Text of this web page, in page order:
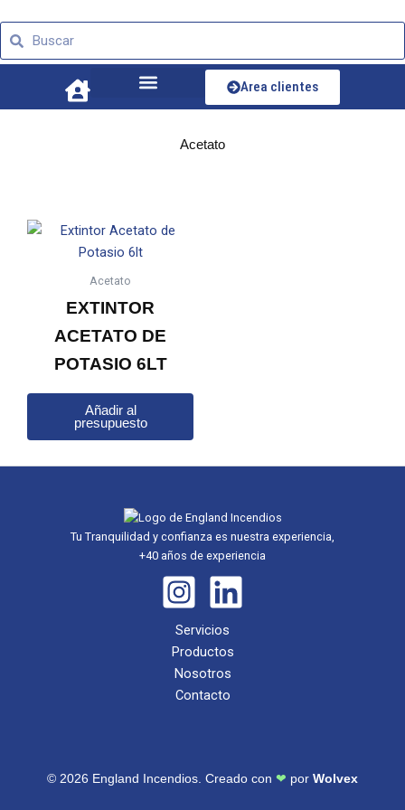
contenido
Buscar
Area clientes
Acetato
Acetato
EXTINTOR
ACETATO DE
POTASIO 6LT
Añadir al
presupuesto
Tu Tranquilidad y confianza es nuestra experiencia,
+40 años de experiencia
Servicios
Productos
Nosotros
Contacto
© 2026 England Incendios. Creado con ❤ por Wolvex